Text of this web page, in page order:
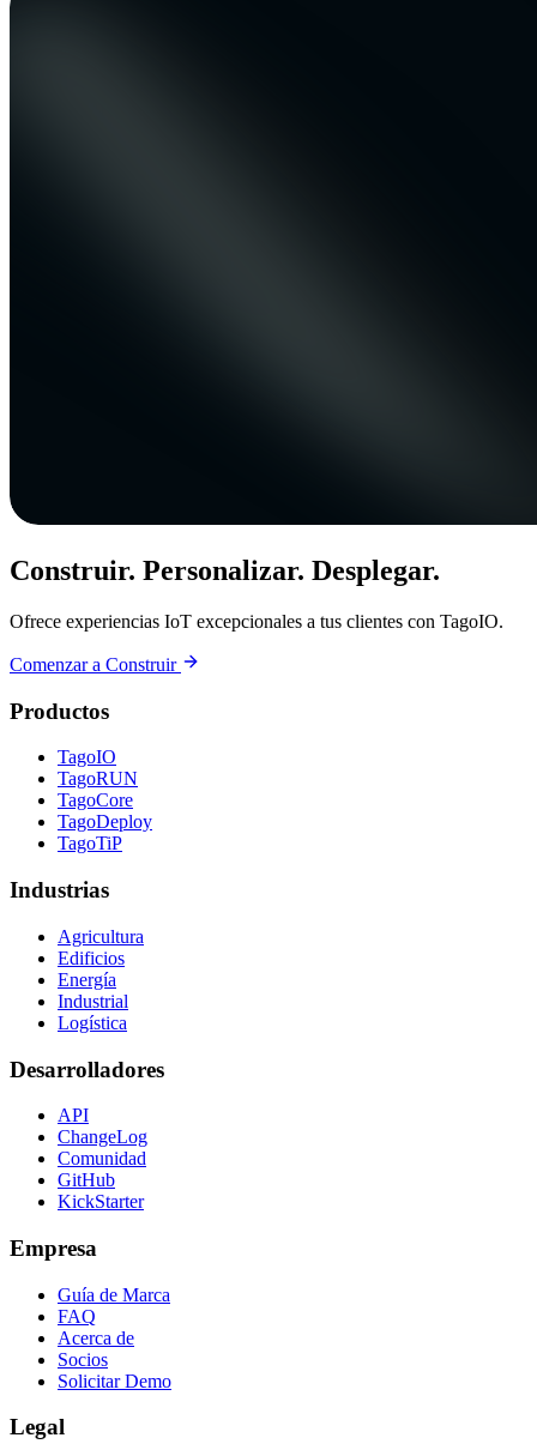
Construir. Personalizar. Desplegar.
Ofrece experiencias IoT excepcionales a tus clientes con TagoIO.
Comenzar a Construir
Productos
TagoIO
TagoRUN
TagoCore
TagoDeploy
TagoTiP
Industrias
Agricultura
Edificios
Energía
Industrial
Logística
Desarrolladores
API
ChangeLog
Comunidad
GitHub
KickStarter
Empresa
Guía de Marca
FAQ
Acerca de
Socios
Solicitar Demo
Legal